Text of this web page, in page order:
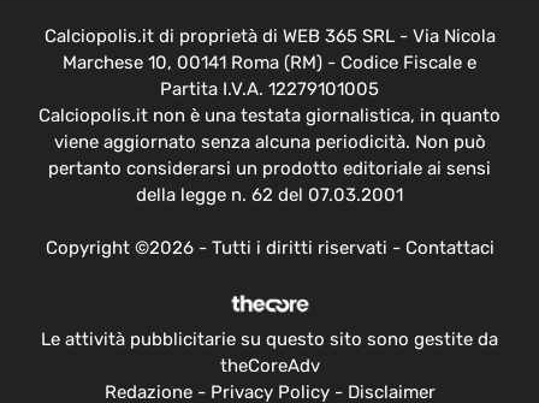
Calciopolis.it di proprietà di WEB 365 SRL - Via Nicola
Marchese 10, 00141 Roma (RM) - Codice Fiscale e
Partita I.V.A. 12279101005
Calciopolis.it non è una testata giornalistica, in quanto
viene aggiornato senza alcuna periodicità. Non può
pertanto considerarsi un prodotto editoriale ai sensi
della legge n. 62 del 07.03.2001
Copyright ©2026 - Tutti i diritti riservati - Contattaci
Le attività pubblicitarie su questo sito sono gestite da
theCoreAdv
Redazione- Privacy Policy- Disclaimer